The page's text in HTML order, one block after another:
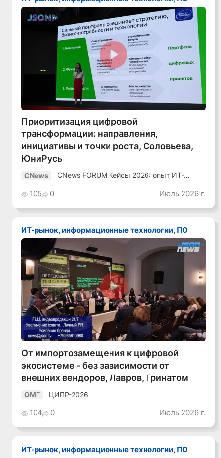
Смотреть видео
Приоритизация цифровой
трансформации: направления,
инициативы и точки роста, Соловьева,
ЮниРусь
CNews
CNews FORUM Кейсы 2026: опыт ИТ-
105 0 Июль 2026 г.
ИТ-рынок, информационные технологии, ПО
Смотреть видео
От импортозамещения к цифровой
экосистеме - без зависимости от
внешних вендоров, Лавров, Гринатом
ОМГ ЦИПР-2026
104 0 Июль 2026 г.
ИТ-рынок, информационные технологии, ПО